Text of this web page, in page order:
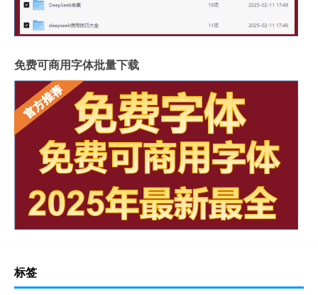
免费可商用字体批量下载
标签